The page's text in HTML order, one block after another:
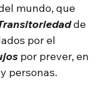
mundo, que
de
por el
por prever, en
personas.